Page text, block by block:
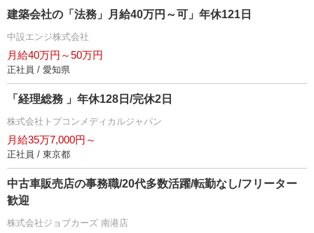
建築会社の「法務」月給40万円～可」年休121日
中設エンジ株式会社
月給40万円～50万円
正社員 / 愛知県
「経理総務 」年休128日/完休2日
株式会社トプコンメディカルジャパン
月給35万7,000円～
正社員 / 東京都
中古車販売店の事務職/20代多数活躍/転勤なし/フリーター
歓迎
株式会社ジョブカーズ 南港店